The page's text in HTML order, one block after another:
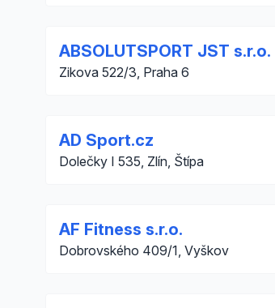
ABSOLUTSPORT JST s.r.o.
Zikova 522/3, Praha 6
AD Sport.cz
Dolečky I 535, Zlín, Štípa
AF Fitness s.r.o.
Dobrovského 409/1, Vyškov